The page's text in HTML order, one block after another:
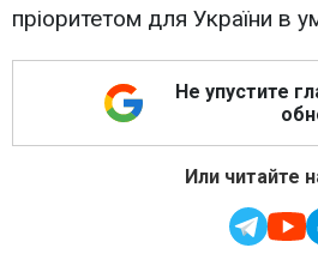
пріоритетом для України в
Не упустите
Или читайте